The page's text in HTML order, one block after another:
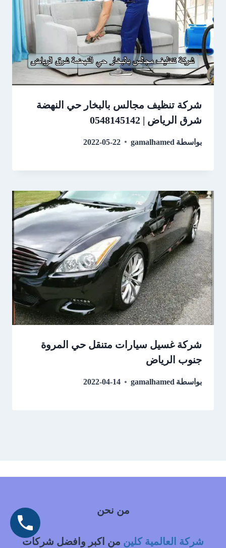
شركة تنظيف مجالس بالبخار حي النهضة
شرق الرياض | 0548145142
بواسطة gamalhamed
2022-05-22
شركة غسيل سيارات متنقل حي المروة
جنوب الرياض
بواسطة gamalhamed
2022-04-14
من نحن
شركة العالمية كلين من اكبر وافضل شركات